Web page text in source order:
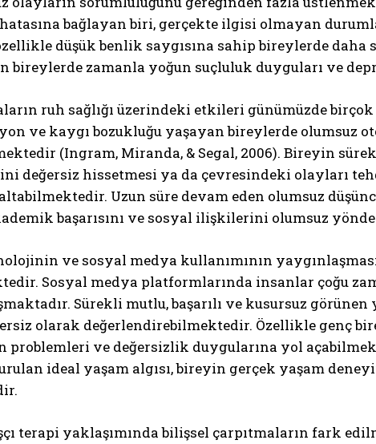
bağlayan biri, gerçekte ilgisi olmayan
düşük benlik saygısına sahip bireylerde daha
bireylerde zamanla yoğun suçluluk duyguları ve
ruh sağlığı üzerindeki etkileri günümüzde
ve kaygı bozukluğu yaşayan bireylerde olumsuz
(Ingram, Miranda, & Segal, 2006). Bireyin
değersiz hissetmesi ya da çevresindeki olayları
Uzun süre devam eden olumsuz
başarısını ve sosyal ilişkilerini olumsuz
ve sosyal medya kullanımının
Sosyal medya platformlarında insanlar çoğu
Sürekli mutlu, başarılı ve kusursuz
olarak değerlendirebilmektedir. Özellikle genç
problemleri ve değersizlik duygularına yol
ideal yaşam algısı, bireyin gerçek yaşam
terapi yaklaşımında bilişsel çarpıtmaların fark